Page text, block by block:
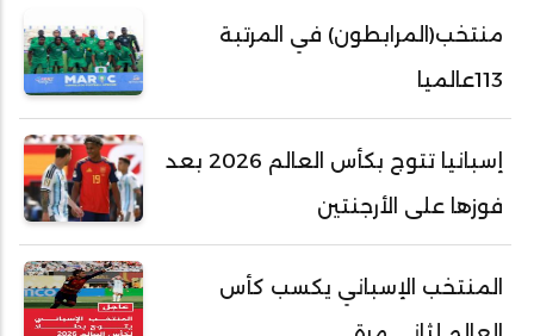
منتخب(المرابطون) في المرتبة
113عالميا
إسبانيا تتوج بكأس العالم 2026 بعد
فوزها على الأرجنتين
المنتخب الإسباني يكسب كأس